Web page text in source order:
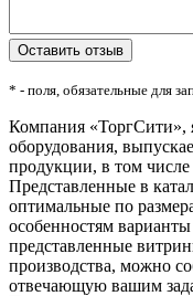
* - поля, обязательные для
Компания «ТоргСити»,
оборудования,
продукции, в том
Представленные в
оптимальные по
особенностям
представленные
производства, можно
отвечающую вашим